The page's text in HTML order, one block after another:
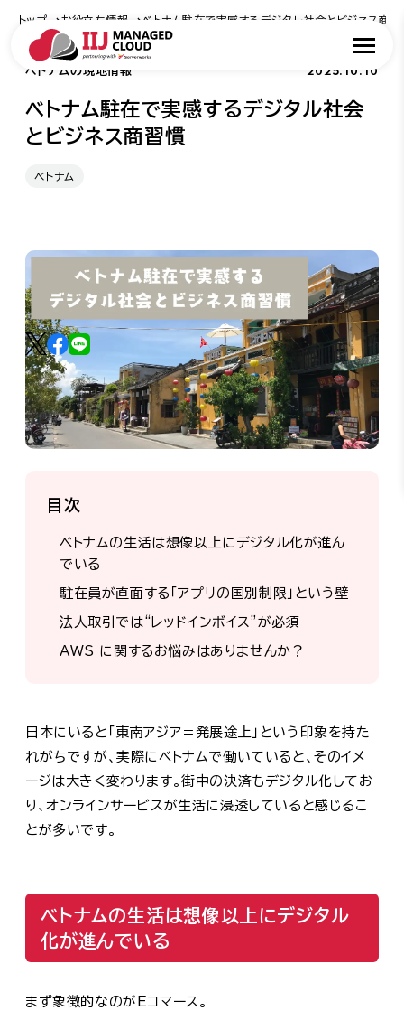
トップ お役立ち情報 ベトナム駐在で実感するデジタル社会とビジネス商習
ベトナムの現地情報 2025.10.10
ベトナム駐在で実感するデジタル社会
とビジネス商習慣
ベトナム
目次
ベトナムの生活は想像以上にデジタル化が進ん
でいる
駐在員が直面する「アプリの国別制限」という壁
法人取引では“レッドインボイス”が必須
AWS に関するお悩みはありませんか？
日本にいると「東南アジア＝発展途上」という印象を持た
れがちですが、実際にベトナムで働いていると、そのイメ
ージは大きく変わります。街中の決済もデジタル化してお
り、オンラインサービスが生活に浸透していると感じるこ
とが多いです。
ベトナムの生活は想像以上にデジタル
化が進んでいる
まず象徴的なのがEコマース。